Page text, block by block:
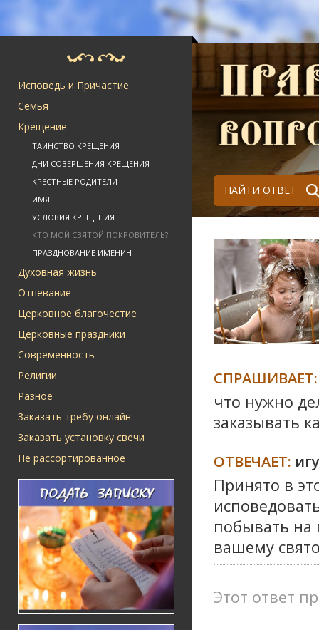
Исповедь и Причастие
Семья
Крещение
ТАИНСТВО КРЕЩЕНИЯ
ДНИ СОВЕРШЕНИЯ КРЕЩЕНИЯ
КРЕСТНЫЕ РОДИТЕЛИ
ИМЯ
УСЛОВИЯ КРЕЩЕНИЯ
КТО МОЙ СВЯТОЙ ПОКРОВИТЕЛЬ?
ПРАЗДНОВАНИЕ ИМЕНИН
Духовная жизнь
Отпевание
Церковное благочестие
Церковные праздники
Современность
Религии
Разное
Заказать требу онлайн
Заказать установку свечи
Не рассортированное
НАЙТИ ОТВЕТ
СПРАШИВАЕТ:
что нужно
заказывать
ОТВЕЧАЕТ:
Принято в
побывать на
вашему
Этот ответ